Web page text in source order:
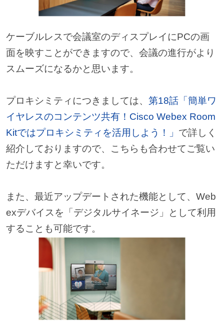
ケーブルレスで会議室のディスプレイにPCの画
面を映すことができますので、会議の進行がより
スムーズになるかと思います。
プロキシミティにつきましては、 第18話「簡単ワ
イヤレスのコンテンツ共有！Cisco Webex Room
Kitではプロキシミティを活用しよう！」 で詳しく
紹介しておりますので、こちらも合わせてご覧い
ただけますと幸いです。
また、最近アップデートされた機能として、Web
exデバイスを「デジタルサイネージ」として利用
することも可能です。